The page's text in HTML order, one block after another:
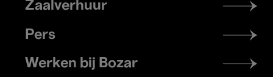
Zaalverhuur
Pers
Werken bij Bozar